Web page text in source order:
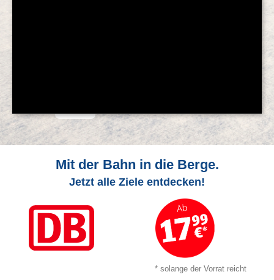
Mit der Bahn in die Berge.
Jetzt alle Ziele entdecken!
* solange der Vorrat reicht